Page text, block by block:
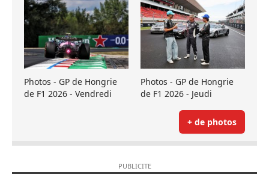
Photos - GP de Hongrie
de F1 2026 - Vendredi
Photos - GP de Hongrie
de F1 2026 - Jeudi
+ de photos